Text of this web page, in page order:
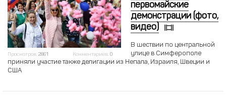
Просмотров: 2861 Комментариев: 0
первомайские
демонстрации (фото,
видео)
В шествии по центральной
улице в Симферополе
приняли участие также делигации из Непала, Израиля, Швеции и
США